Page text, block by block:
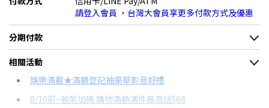
請登入會員 ，台灣大會員享更多付款方式及優惠
分期付款
＊實際可分期數、適用利率，請以購物車顯示為主
信用卡分期
分期數 每期金額 配合銀行/業者
相關活動
娛樂滿載★滿額登記抽豪華影音好禮
8/10前~爸氣加碼 購物滿額滿件最高送$68